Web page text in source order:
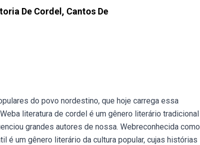
De Cordel, Cantos De
do povo nordestino, que hoje carrega essa
literatura de cordel é um gênero literário tradicional
grandes autores de nossa. Webreconhecida como
é um gênero literário da cultura popular, cujas histórias